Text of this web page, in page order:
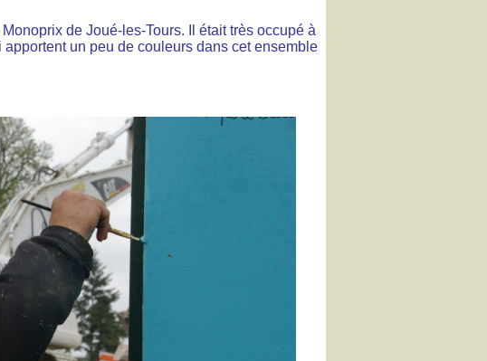
de Joué-les-Tours. Il était très occupé à
un peu de couleurs dans cet ensemble